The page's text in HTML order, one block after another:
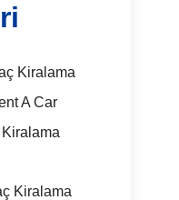
Kiralama
A Car
Kiralama
Kiralama